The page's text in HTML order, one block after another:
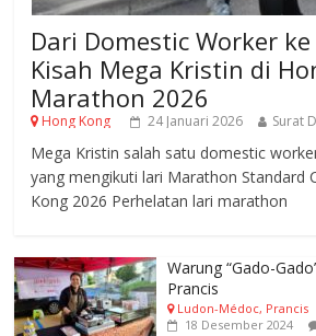
Dari Domestic Worker
Kisah Mega Kristin di
Marathon 2026
Hong Kong 24 Januari 2026 Surat
Mega Kristin salah satu domestic
yang mengikuti lari Marathon Standard
Kong 2026 Perhelatan lari marathon
Warung “Gado-
Prancis
Ludon-Médoc, Prancis
18 Desember 2024